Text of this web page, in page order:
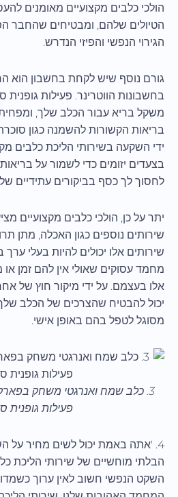
הולכי כלבים מקצועיים מאומנים
הטיולים שלהם, ומבטיחים שהחבר
הגירוי הנפשי והפיזי הנדרש.
גורם נוסף שיש לקחת בחשבון הוא
בחשבונות הווטרינר. פעילות
משקל בריא עבור הכלב שלך,
בריאות הקשורות להשמנה כגון
ידי השקעה בשירותי הליכת כלבים
בצעדים יזומים כדי לשמור על
לחסוך לך כסף בביקורים עתידיים של
יתר על כן, הולכי כלבים מקצועיים
שירותים נוספים כגון האכלה, מתן
שירותים אלו יכולים להיות בעלי
מחמד עסוקים שאולי אין להם זמן
אלו בעצמם. על ידי מיקור חוץ של
יכול להבטיח שהצרכים של הכלב שלך
מסוגל לטפל בהם באופן אישי.
3. כלב שמח ואנרגטי משחק
פעילות גופנית
4. 'אתה באמת יכול לשים מחיר על
הבלתי מוחשיים של שירותי הליכת
השקט הנפשי חשוב לאין ערוך